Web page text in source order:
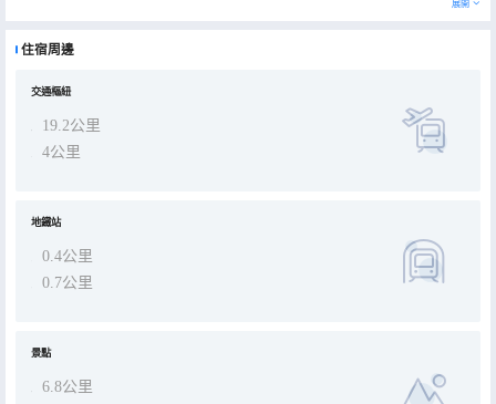
展開
住宿周邊
交通樞紐
19.2公里
4公里
地鐵站
0.4公里
0.7公里
景點
6.8公里